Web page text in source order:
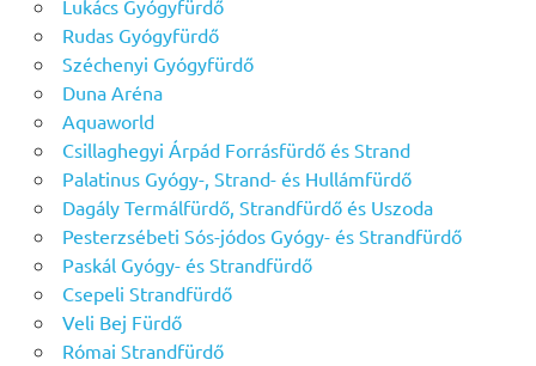
Lukács Gyógyfürdő
Rudas Gyógyfürdő
Széchenyi Gyógyfürdő
Duna Aréna
Aquaworld
Csillaghegyi Árpád Forrásfürdő és Strand
Palatinus Gyógy-, Strand- és Hullámfürdő
Dagály Termálfürdő, Strandfürdő és Uszoda
Pesterzsébeti Sós-jódos Gyógy- és Strandfürdő
Paskál Gyógy- és Strandfürdő
Csepeli Strandfürdő
Veli Bej Fürdő
Római Strandfürdő